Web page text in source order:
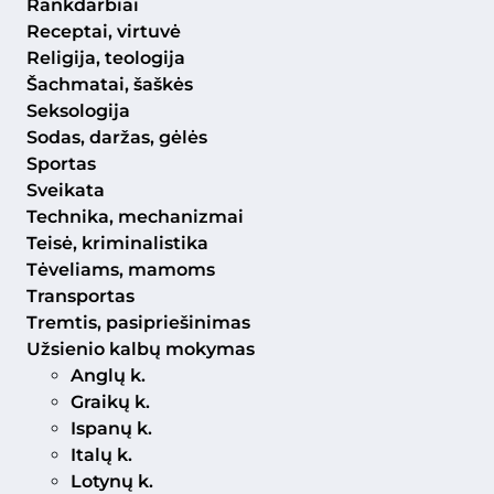
Rankdarbiai
Receptai, virtuvė
Religija, teologija
Šachmatai, šaškės
Seksologija
Sodas, daržas, gėlės
Sportas
Sveikata
Technika, mechanizmai
Teisė, kriminalistika
Tėveliams, mamoms
Transportas
Tremtis, pasipriešinimas
Užsienio kalbų mokymas
Anglų k.
Graikų k.
Ispanų k.
Italų k.
Lotynų k.